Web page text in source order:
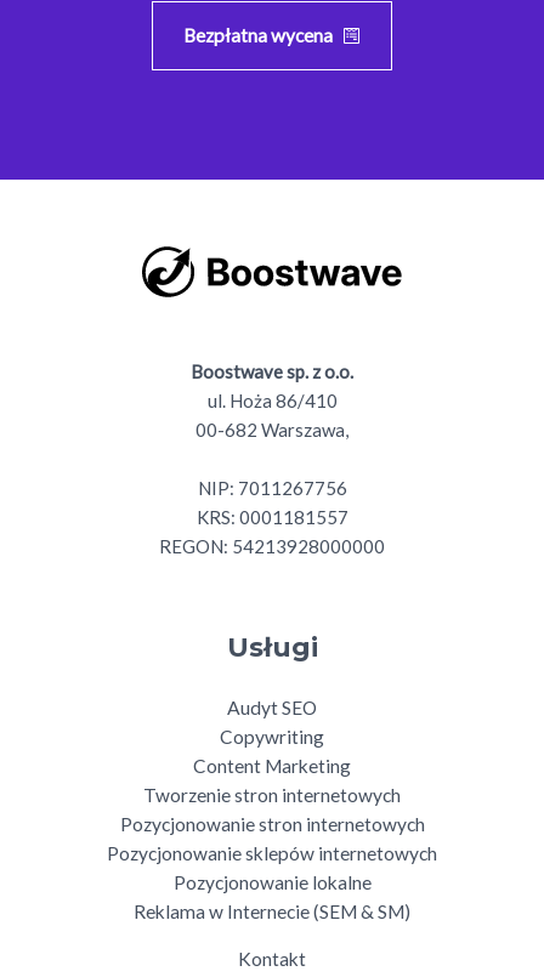
Bezpłatna wycena
Boostwave sp. z o.o.
ul. Hoża 86/410
00-682 Warszawa,
NIP: 7011267756
KRS: 0001181557
REGON: 54213928000000
Usługi
Audyt SEO
Copywriting
Content Marketing
Tworzenie stron internetowych
Pozycjonowanie stron internetowych
Pozycjonowanie sklepów internetowych
Pozycjonowanie lokalne
Reklama w Internecie (SEM & SM)
Kontakt